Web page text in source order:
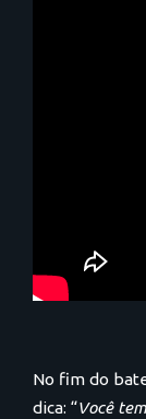
No fim do
dica: “Você